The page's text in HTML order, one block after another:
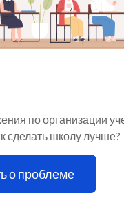
по организации
сделать школу лучше?
о проблеме